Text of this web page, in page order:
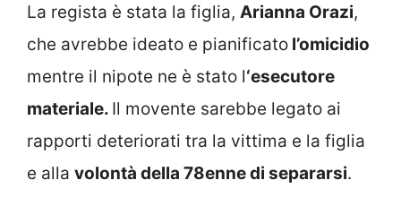
La regista è stata la figlia, Arianna Orazi,
che avrebbe ideato e pianificato l’omicidio
mentre il nipote ne è stato l‘esecutore
materiale. Il movente sarebbe legato ai
rapporti deteriorati tra la vittima e la figlia
e alla volontà della 78enne di separarsi.